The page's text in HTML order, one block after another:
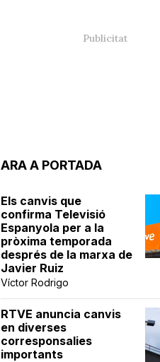
ARA A PORTADA
Els canvis que
confirma Televisió
Espanyola per a la
pròxima temporada
després de la marxa de
Javier Ruiz
Víctor Rodrigo
RTVE anuncia canvis
en diverses
corresponsalies
importants